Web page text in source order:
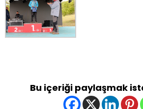
Bu içeriği paylaşmak